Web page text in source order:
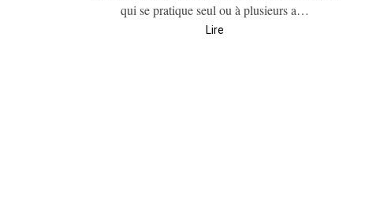
qui se pratique seul ou à plusieurs a…
Lire